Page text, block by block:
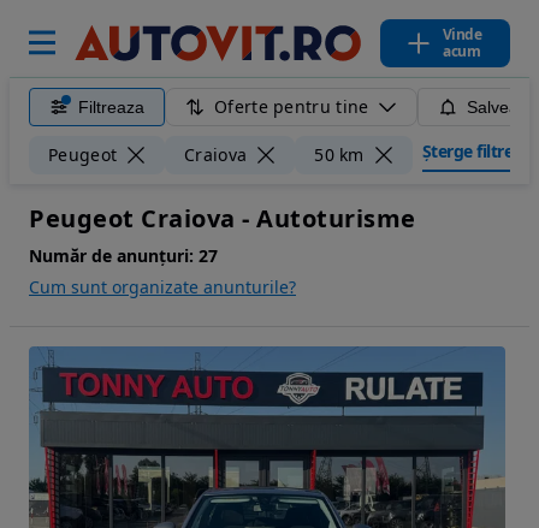
Vinde
acum
Filtreaza Oferte pentru tine
Peugeot Craiova 50 km Șterge filtrele
Peugeot Craiova - Autoturisme
Număr de anunțuri: 27
Cum sunt organizate anunturile?